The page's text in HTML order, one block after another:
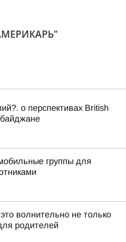
о перспективах British
группы для
волнительно не только
родителей